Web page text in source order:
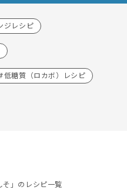
ジレシピ
低糖質（ロカボ）レシピ
そ」のレシピ一覧